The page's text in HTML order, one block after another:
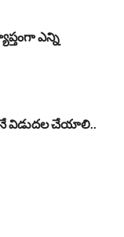
ఎన్ని
విడుదల చేయాలి..